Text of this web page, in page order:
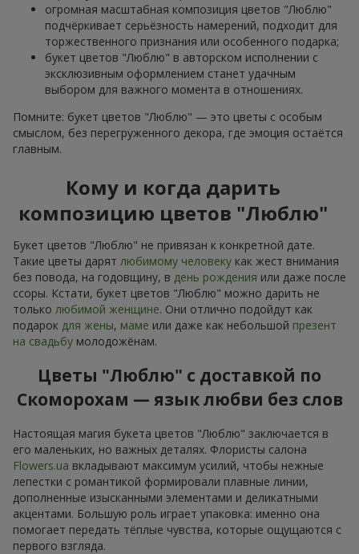
огромная масштабная композиция цветов "Люблю"
подчёркивает серьёзность намерений, подходит для
торжественного признания или особенного подарка;
букет цветов "Люблю" в авторском исполнении с
эксклюзивным оформлением станет удачным
выбором для важного момента в отношениях.
Помните: букет цветов "Люблю" — это цветы с особым
смыслом, без перегруженного декора, где эмоция остаётся
главным.
Кому и когда дарить
композицию цветов "Люблю"
Букет цветов "Люблю" не привязан к конкретной дате.
Такие цветы дарят любимому человеку как жест внимания
без повода, на годовщину, в день рождения или даже после
ссоры. Кстати, букет цветов "Люблю" можно дарить не
только любимой женщине. Они отлично подойдут как
подарок для жены, маме или даже как небольшой презент
на свадьбу молодожёнам.
Цветы "Люблю" с доставкой по
Скоморохам — язык любви без слов
Настоящая магия букета цветов "Люблю" заключается в
его маленьких, но важных деталях. Флористы салона
Flowers.ua вкладывают максимум усилий, чтобы нежные
лепестки с романтикой формировали плавные линии,
дополненные изысканными элементами и деликатными
акцентами. Большую роль играет упаковка: именно она
помогает передать тёплые чувства, которые ощущаются с
первого взгляда.